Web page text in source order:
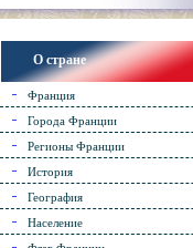
О стране
Франция
Города Франции
Регионы Франции
История
География
Население